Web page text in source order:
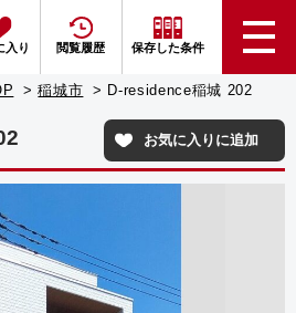
入り 閲覧履歴 保存した条件
稲城市 D-residence稲城 202
お気に入りに追加